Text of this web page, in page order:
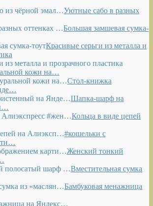
Уютные сабо в разных
Большая замшевая сумка-
Красивые серьги из металла и
кожи на…
Стол-книжка
Шапка-шарф на
Кольца в виде цепей
#кошельки с
Женский тонкий
Вместительная сумка
Бамбуковая менажница